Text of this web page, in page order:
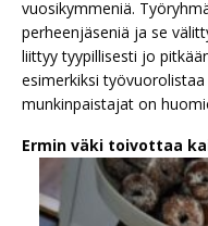
vuosikymmeniä.
perheenjäseniä ja se
liittyy tyypillisesti jo
esimerkiksi
munkinpaistajat on
Ermin väki toivottaa